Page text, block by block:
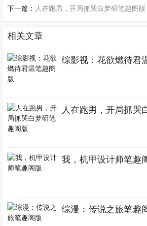
下一篇： 人在跑男，开局抓哭白梦研笔趣阁版
相关文章
综影视：花欲燃待君
人在跑男，开局抓哭
我，机甲设计师笔趣
综漫：传说之旅笔趣